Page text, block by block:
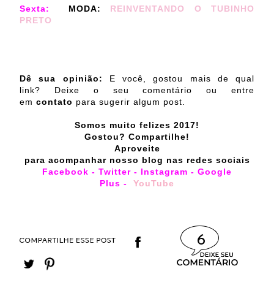
Sexta: MODA: REINVENTANDO O TUBINHO
PRETO
Dê sua opinião: E você, gostou mais de qual
link? Deixe o seu comentário ou entre
em contato para sugerir algum post.
Somos muito felizes 2017!
Gostou? Compartilhe!
Aproveite
para acompanhar nosso blog nas redes sociais
Facebook - Twitter - Instagram - Google
Plus - YouTube
6